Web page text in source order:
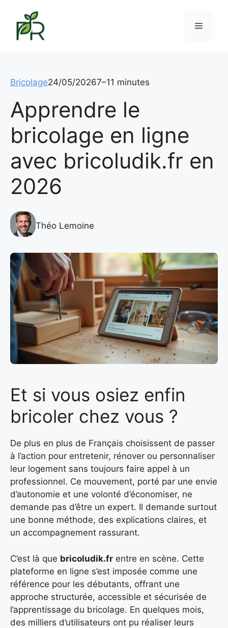
contenu
Menu
Bricolage24/05/20267–11 minutes
Apprendre le
bricolage en ligne
avec bricoludik.fr en
2026
Théo Lemoine
Et si vous osiez enfin
bricoler chez vous ?
De plus en plus de Français choisissent de passer
à l’action pour entretenir, rénover ou personnaliser
leur logement sans toujours faire appel à un
professionnel. Ce mouvement, porté par une envie
d’autonomie et une volonté d’économiser, ne
demande pas d’être un expert. Il demande surtout
une bonne méthode, des explications claires, et
un accompagnement rassurant.
C’est là que bricoludik.fr entre en scène. Cette
plateforme en ligne s’est imposée comme une
référence pour les débutants, offrant une
approche structurée, accessible et sécurisée de
l’apprentissage du bricolage. En quelques mois,
des milliers d’utilisateurs ont pu réaliser leurs